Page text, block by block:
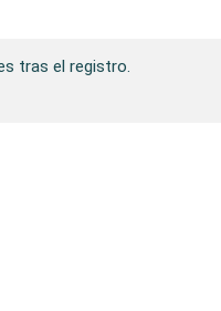
tras el registro.